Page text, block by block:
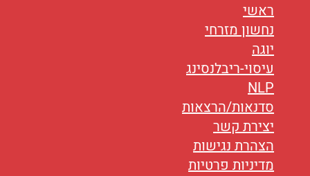
ראשי
נחשון מזרחי
יוגה
עיסוי-ריבלנסינג
NLP
סדנאות/הרצאות
יצירת קשר
הצהרת נגישות
מדיניות פרטיות